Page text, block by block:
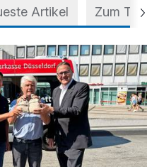
Artikel Zum Thema